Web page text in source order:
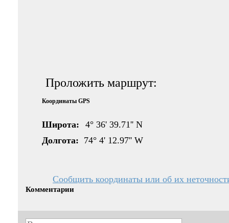
Проложить маршрут:
Координаты GPS
Широта:
4° 36' 39.71'' N
Долгота: 74° 4' 12.97'' W
Сообщить координаты или об их
Комментарии